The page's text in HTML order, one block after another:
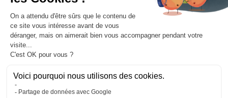
contact@maforeuse.com
Siège social et atelier
Chassieu (69)
55 rue Ampère
91250 Tigery